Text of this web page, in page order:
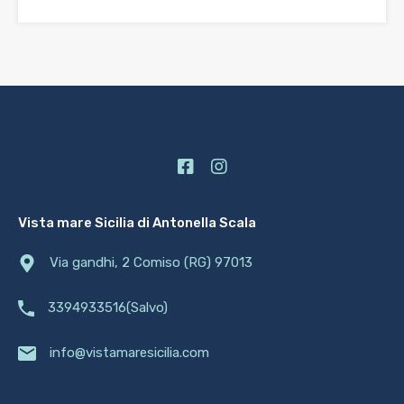
Vista mare Sicilia di Antonella Scala
Via gandhi, 2 Comiso (RG) 97013
3394933516(Salvo)
info@vistamaresicilia.com